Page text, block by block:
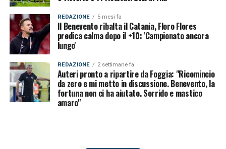
REDAZIONE 5 mesi fa
Il Benevento ribalta il Catania, Floro Flores
predica calma dopo il +10: 'Campionato ancora
lungo'
REDAZIONE 2 settimane fa
Auteri pronto a ripartire da Foggia: "Ricomincio
da zero e mi metto in discussione. Benevento, la
fortuna non ci ha aiutato. Sorrido e mastico
amaro"